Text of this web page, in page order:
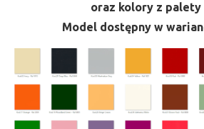
oraz kolory z palety
Model dostępny w